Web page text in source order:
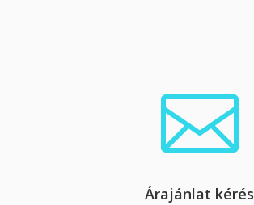

Árajánlat kérés